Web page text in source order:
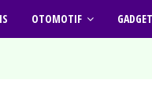
OTOMOTIF GADGET